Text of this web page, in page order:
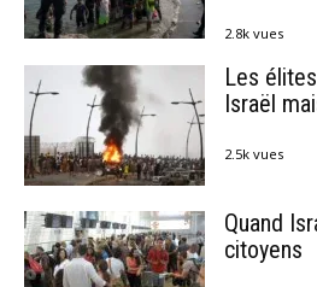
2.8k vues
Les
Israël
2.5k vues
Quand
citoyens